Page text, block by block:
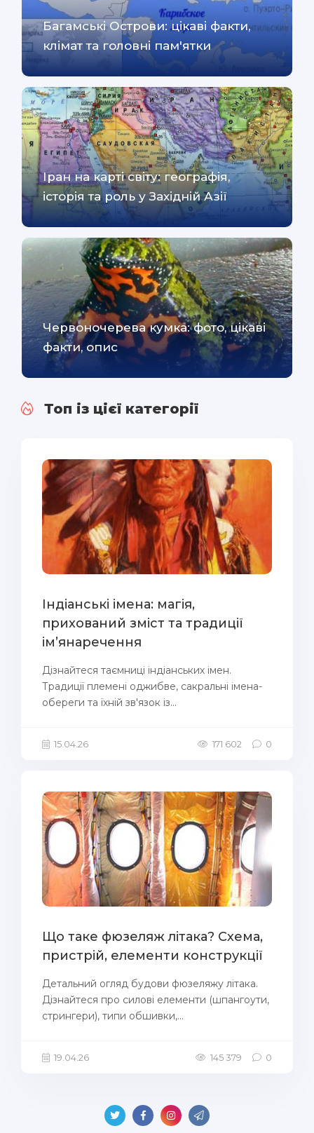
Багамські Острови: цікаві факти,
клімат та головні пам'ятки
Іран на карті світу: географія,
історія та роль у Західній Азії
Червоночерева кумка: фото, цікаві
факти, опис
Топ із цієї категорії
Індіанські імена: магія,
прихований зміст та традиції
ім’янаречення
Дізнайтеся таємниці індіанських імен.
Традиції племені оджибве, сакральні імена-
обереги та їхній зв'язок із...
15.04.26 171 602 0
Що таке фюзеляж літака? Схема,
пристрій, елементи конструкції
Детальний огляд будови фюзеляжу літака.
Дізнайтеся про силові елементи (шпангоути,
стрингери), типи обшивки,...
19.04.26 145 379 0